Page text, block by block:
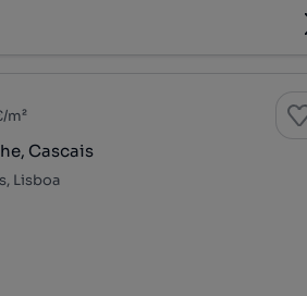
m²
Cascais
Lisboa